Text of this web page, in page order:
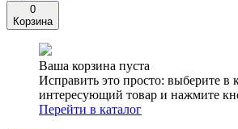
0
Корзина
Ваша корзина пуста
Исправить это просто: выберите в
интересующий товар и нажмите
Перейти в каталог